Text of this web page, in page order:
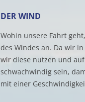
DER WIND
Wohin unsere Fahrt
des Windes an. Da wir
wir diese nutzen und
schwachwindig sein,
mit einer